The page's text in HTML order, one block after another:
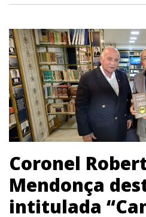
Coronel
Mendonça
intitulada